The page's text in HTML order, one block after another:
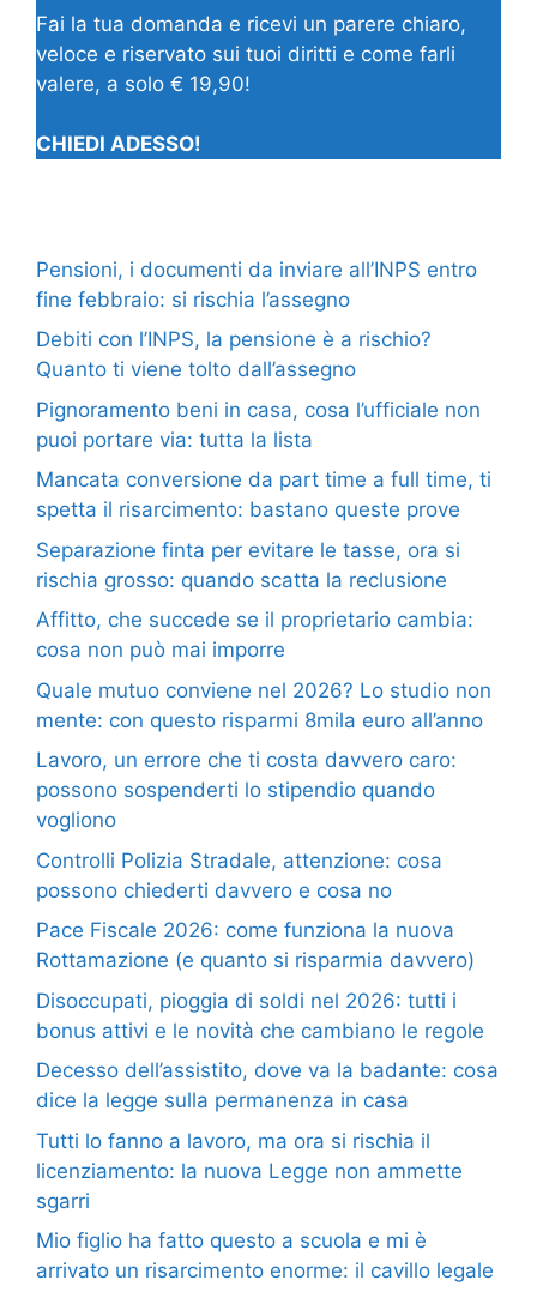
Fai la tua domanda e ricevi un parere chiaro,
veloce e riservato sui tuoi diritti e come farli
valere, a solo € 19,90!
CHIEDI ADESSO!
Pensioni, i documenti da inviare all’INPS entro
fine febbraio: si rischia l’assegno
Debiti con l’INPS, la pensione è a rischio?
Quanto ti viene tolto dall’assegno
Pignoramento beni in casa, cosa l’ufficiale non
puoi portare via: tutta la lista
Mancata conversione da part time a full time, ti
spetta il risarcimento: bastano queste prove
Separazione finta per evitare le tasse, ora si
rischia grosso: quando scatta la reclusione
Affitto, che succede se il proprietario cambia:
cosa non può mai imporre
Quale mutuo conviene nel 2026? Lo studio non
mente: con questo risparmi 8mila euro all’anno
Lavoro, un errore che ti costa davvero caro:
possono sospenderti lo stipendio quando
vogliono
Controlli Polizia Stradale, attenzione: cosa
possono chiederti davvero e cosa no
Pace Fiscale 2026: come funziona la nuova
Rottamazione (e quanto si risparmia davvero)
Disoccupati, pioggia di soldi nel 2026: tutti i
bonus attivi e le novità che cambiano le regole
Decesso dell’assistito, dove va la badante: cosa
dice la legge sulla permanenza in casa
Tutti lo fanno a lavoro, ma ora si rischia il
licenziamento: la nuova Legge non ammette
sgarri
Mio figlio ha fatto questo a scuola e mi è
arrivato un risarcimento enorme: il cavillo legale